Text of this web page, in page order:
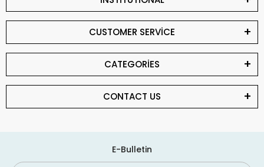
CUSTOMER SERVİCE
CATEGORİES
CONTACT US
E-Bulletin